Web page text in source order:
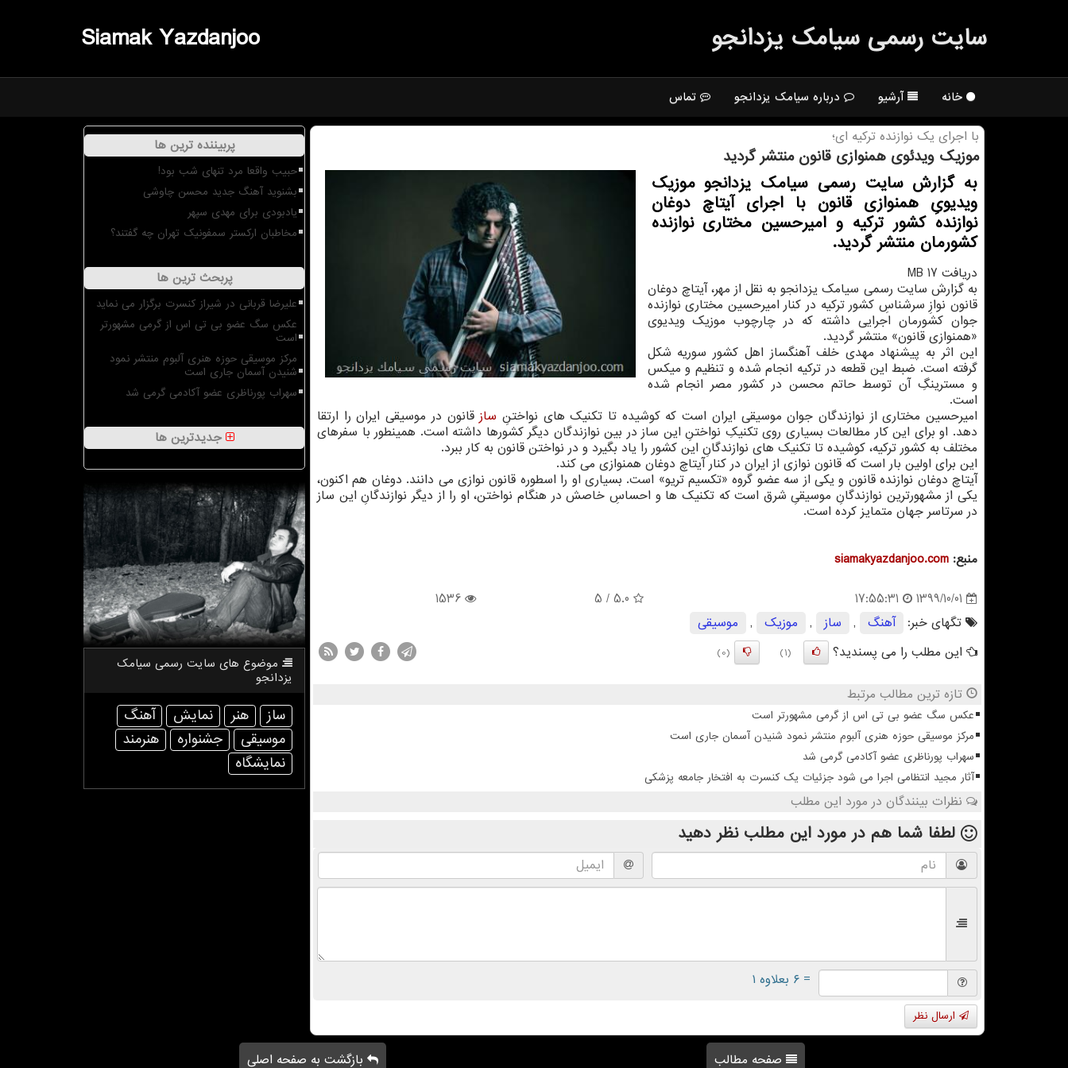
Siamak Yazdanjoo سایت رسمی سیامك یزدانجو
خانه آرشیو درباره سیامک یزدانجو تماس
با اجرای یك نوازنده تركیه ای؛
موزیك ویدئوی همنوازی قانون منتشر گردید
به گزارش سایت رسمی سیامک یزدانجو موزیک
ویدیویِ همنوازی قانون با اجرای آیتاچ دوغان
نوازنده کشور ترکیه و امیرحسین مختاری نوازنده
کشورمان منتشر گردید.
دریافت 17 MB
به گزارش سایت رسمی سیامک یزدانجو به نقل از مهر، آیتاچ دوغان
قانون نوازِ سرشناسِ کشور ترکیه در کنار امیرحسین مختاری نوازنده
جوان کشورمان اجرایی داشته که در چارچوب موزیک ویدیوی
«همنوازی قانون» منتشر گردید.
این اثر به پیشنهاد مهدی خلف آهنگساز اهل کشور سوریه شکل
گرفته است. ضبط این قطعه در ترکیه انجام شده و تنظیم و میکس
و مسترینگِ آن توسط حاتم محسن در کشور مصر انجام شده
است.
امیرحسین مختاری از نوازندگان جوان موسیقی ایران است که کوشیده تا تکنیک های نواختنِ سازقانون در موسیقی ایران را ارتقا
دهد. او برای این کار مطالعات بسیاری روی تکنیکِ نواختنِ این ساز در بین نوازندگان دیگر کشورها داشته است. همینطور با سفرهای
مختلف به کشور ترکیه، کوشیده تا تکنیک های نوازندگانِ این کشور را یاد بگیرد و در نواختن قانون به کار ببرد.
این برای اولین بار است که قانون نوازی از ایران در کنار آیتاچ دوغان همنوازی می کند.
آیتاچ دوغان نوازنده قانون و یکی از سه عضو گروه «تکسیم تریو» است. بسیاری او را اسطوره قانون نوازی می دانند. دوغان هم اکنون،
یکی از مشهورترین نوازندگانِ موسیقیِ شرق است که تکنیک ها و احساسِ خاصش در هنگام نواختن، او را از دیگر نوازندگانِ این ساز
در سرتاسر جهان متمایز کرده است.
منبع: siamakyazdanjoo.com
1399/10/01
17:55:31
5.0
/ 5
1536
تگهای خبر:
آهنگ , ساز , موزیك ,
موسیقی
این مطلب را می پسندید؟
(1)
(0)
تازه ترین مطالب مرتبط
عکس سگ عضو بی تی اس از گرمی مشهورتر است
مرکز موسیقی حوزه هنری آلبوم منتشر نمود شنیدن آسمان جاری است
سهراب پورناظری عضو آکادمی گرمی شد
آثار مجید انتظامی اجرا می شود جزئیات یک کنسرت به افتخار جامعه پزشکی
نظرات بینندگان در مورد این مطلب
لطفا شما هم در مورد این مطلب نظر دهید
= ۶ بعلاوه ۱
ارسال نظر
پربیننده ترین ها
حبیب واقعا مرد تنهای شب بود!
بشنوید آهنگ جدید محسن چاوشی
یادبودی برای مهدی سپهر
مخاطبان ارکستر سمفونیک تهران چه گفتند؟
پربحث ترین ها
علیرضا قربانی در شیراز کنسرت برگزار می نماید
عکس سگ عضو بی تی اس از گرمی مشهورتر
است
مرکز موسیقی حوزه هنری آلبوم منتشر نمود
شنیدن آسمان جاری است
سهراب پورناظری عضو آکادمی گرمی شد
جدیدترین ها
موضوع های سایت رسمی سیامك
یزدانجو
ساز هنر نمایش
آهنگ
موسیقی
جشنواره
هنرمند
نمایشگاه
صفحه مطالب بازگشت به صفحه اصلی